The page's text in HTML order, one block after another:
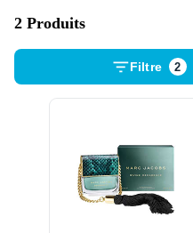
2 Produits
Filtre 2